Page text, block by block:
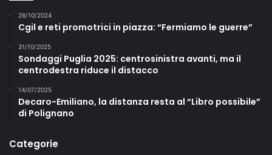
26/10/2024
Cgil e reti promotrici in piazza: “Fermiamo le guerre”
31/10/2025
Sondaggi Puglia 2025: centrosinistra avanti, ma il
centrodestra riduce il distacco
14/07/2025
Decaro-Emiliano, la distanza resta al “Libro possibile”
di Polignano
Categorie